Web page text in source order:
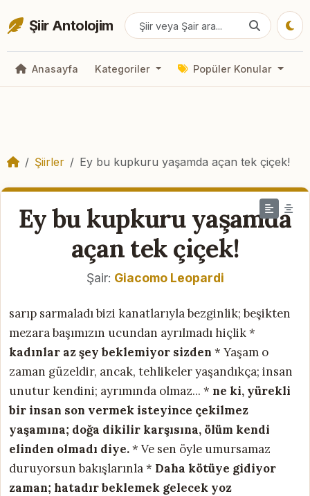
Şiir Antolojim
Anasayfa Kategoriler Popüler Konular
Şiirler Ey bu kupkuru yaşamda açan tek çiçek!
Ey bu kupkuru yaşamda
açan tek çiçek!
Şair: Giacomo Leopardi
sarıp sarmaladı bizi kanatlarıyla bezginlik; beşikten
mezara başımızın ucundan ayrılmadı hiçlik *
kadınlar az şey beklemiyor sizden * Yaşam o
zaman güzeldir, ancak, tehlikeler yaşandıkça; insan
unutur kendini; ayrımında olmaz... * ne ki, yürekli
bir insan son vermekisteyince çekilmez
yaşamına; doğa dikilirkarşısına, ölüm kendi
elinden olmadı diye.* Ve sen öyle umursamaz
duruyorsun bakışlarınla * Daha kötüye gidiyor
zaman; hatadırbeklemek gelecek yoz